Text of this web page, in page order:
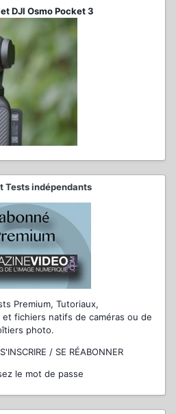
DJI Osmo Pocket 3
Tests indépendants
Premium, Tutoriaux,
et fichiers natifs de caméras ou de
photo.
/ SE RÉABONNER
le mot de passe